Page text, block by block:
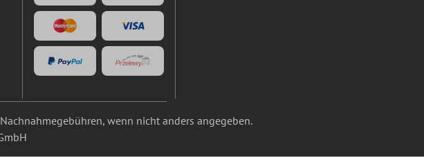
wenn nicht anders angegeben.